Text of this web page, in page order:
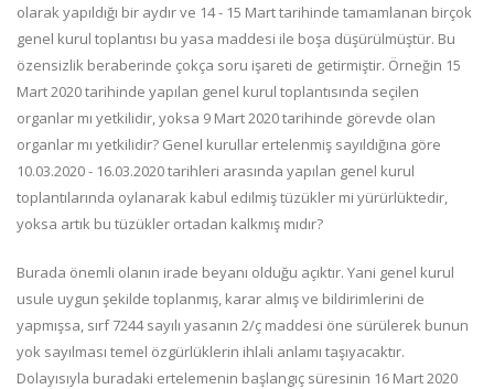
olarak yapıldığı bir aydır ve 14 - 15 Mart tarihinde tamamlanan birçok
genel kurul toplantısı bu yasa maddesi ile boşa düşürülmüştür. Bu
özensizlik beraberinde çokça soru işareti de getirmiştir. Örneğin 15
Mart 2020 tarihinde yapılan genel kurul toplantısında seçilen
organlar mı yetkilidir, yoksa 9 Mart 2020 tarihinde görevde olan
organlar mı yetkilidir? Genel kurullar ertelenmiş sayıldığına göre
10.03.2020 - 16.03.2020 tarihleri arasında yapılan genel kurul
toplantılarında oylanarak kabul edilmiş tüzükler mi yürürlüktedir,
yoksa artık bu tüzükler ortadan kalkmış mıdır?
Burada önemli olanın irade beyanı olduğu açıktır. Yani genel kurul
usule uygun şekilde toplanmış, karar almış ve bildirimlerini de
yapmışsa, sırf 7244 sayılı yasanın 2/ç maddesi öne sürülerek bunun
yok sayılması temel özgürlüklerin ihlali anlamı taşıyacaktır.
Dolayısıyla buradaki ertelemenin başlangıç süresinin 16 Mart 2020